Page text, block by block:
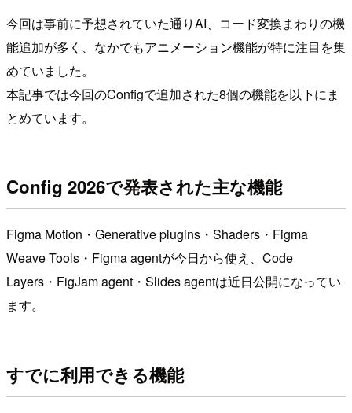
今回は事前に予想されていた通りAI、コード変換まわりの機
能追加が多く、なかでもアニメーション機能が特に注目を集
めていました。
本記事では今回のConfigで追加された8個の機能を以下にま
とめています。
Config 2026で発表された主な機能
Figma Motion・Generative plugins・Shaders・Figma
Weave Tools・Figma agentが今日から使え、Code
Layers・FigJam agent・Slides agentは近日公開になってい
ます。
すでに利用できる機能